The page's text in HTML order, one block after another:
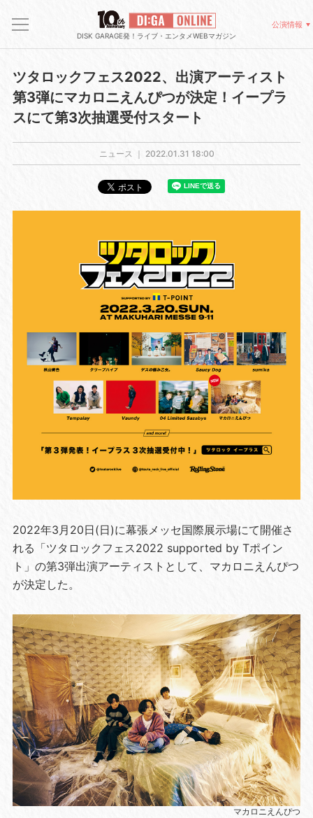
DISK GARAGE発！ライブ・エンタメWEBマガジン
公演情報
ツタロックフェス2022、出演アーティスト
第3弾にマカロニえんぴつが決定！イープラ
スにて第3次抽選受付スタート
ニュース ｜ 2022.01.31 18:00
2022年3月20日(日)に幕張メッセ国際展示場にて開催さ
れる「ツタロックフェス2022 supported by Tポイン
ト」の第3弾出演アーティストとして、マカロニえんぴつ
が決定した。
マカロニえんぴつ